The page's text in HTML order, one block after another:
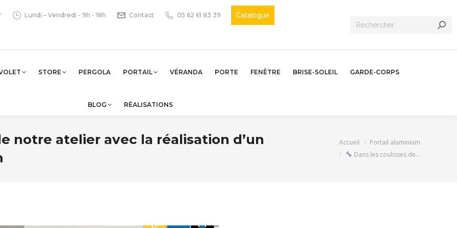
Lundi – Vendredi - 9h - 18h Contact 05 62 61 83 39 Catalogue
Recherche
STORE PERGOLA PORTAIL VÉRANDA PORTE FENÊTRE BRISE-SOLEIL GARDE-CORPS
BLOG RÉALISATIONS
notre atelier avec la réalisation d’un
Accueil
Portail aluminium
Dans les coulisses de…